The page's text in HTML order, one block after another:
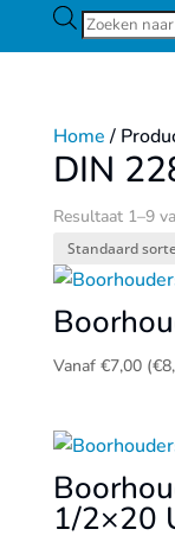
Producten
zoeken
Home/
DIN
Resultaat 1–9
Vanaf €7,00 (€
1/2×20